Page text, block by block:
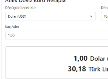
Lirası (TL)